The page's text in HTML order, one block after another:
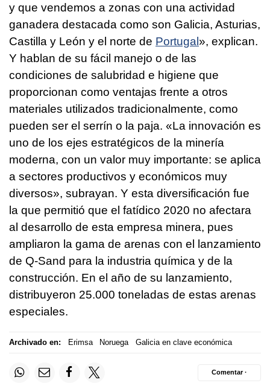
y que vendemos a zonas con una actividad
ganadera destacada como son Galicia, Asturias,
Castilla y León y el norte de Portugal», explican.
Y hablan de su fácil manejo o de las
condiciones de salubridad e higiene que
proporcionan como ventajas frente a otros
materiales utilizados tradicionalmente, como
pueden ser el serrín o la paja. «La innovación es
uno de los ejes estratégicos de la minería
moderna, con un valor muy importante: se aplica
a sectores productivos y económicos muy
diversos», subrayan. Y esta diversificación fue
la que permitió que el fatídico 2020 no afectara
al desarrollo de esta empresa minera, pues
ampliaron la gama de arenas con el lanzamiento
de Q-Sand para la industria química y de la
construcción. En el año de su lanzamiento,
distribuyeron 25.000 toneladas de estas arenas
especiales.
Archivado en: Erimsa Noruega Galicia en clave económica
Comentar ·